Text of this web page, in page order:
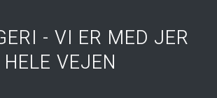
- VI ER MED JER
HELE VEJEN